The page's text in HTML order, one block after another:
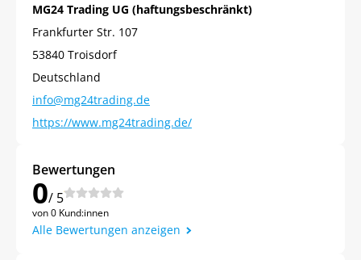
MG24 Trading UG (haftungsbeschränkt)
Frankfurter Str. 107
53840 Troisdorf
Deutschland
info@mg24trading.de
https://www.mg24trading.de/
Bewertungen
0/ 5
von 0 Kund:innen
Alle Bewertungen anzeigen